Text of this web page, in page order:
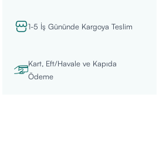
1-5 İş Gününde Kargoya Teslim
Kart, Eft/Havale ve Kapıda
Ödeme